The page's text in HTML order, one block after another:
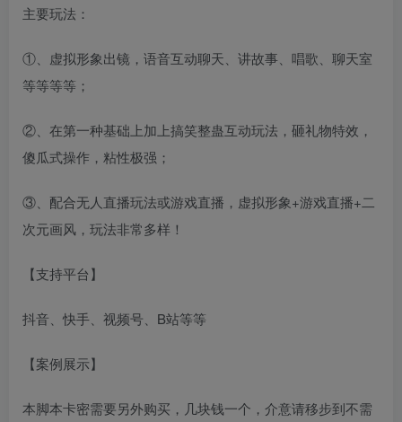
主要玩法：
①、虚拟形象出镜，语音互动聊天、讲故事、唱歌、聊天室
等等等等；
②、在第一种基础上加上搞笑整蛊互动玩法，砸礼物特效，
傻瓜式操作，粘性极强；
③、配合无人直播玩法或游戏直播，虚拟形象+游戏直播+二
次元画风，玩法非常多样！
【支持平台】
抖音、快手、视频号、B站等等
【案例展示】
本脚本卡密需要另外购买，几块钱一个，介意请移步到不需